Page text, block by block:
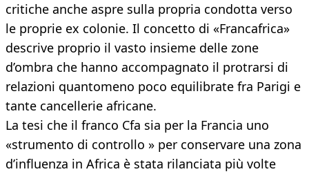
critiche anche aspre sulla propria condotta verso
le proprie ex colonie. Il concetto di «Francafrica»
descrive proprio il vasto insieme delle zone
d’ombra che hanno accompagnato il protrarsi di
relazioni quantomeno poco equilibrate fra Parigi e
tante cancellerie africane.
La tesi che il franco Cfa sia per la Francia uno
«strumento di controllo » per conservare una zona
d’influenza in Africa è stata rilanciata più volte